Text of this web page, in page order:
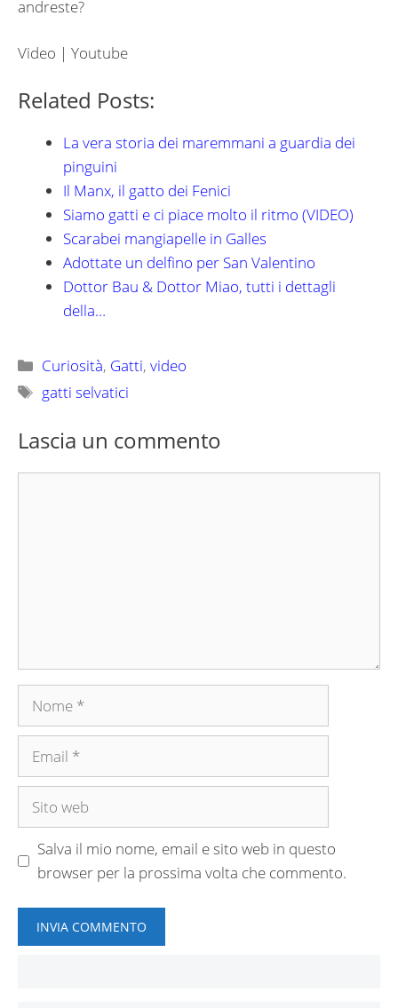
andreste?
Video | Youtube
Related Posts:
La vera storia dei maremmani a guardia dei
pinguini
Il Manx, il gatto dei Fenici
Siamo gatti e ci piace molto il ritmo (VIDEO)
Scarabei mangiapelle in Galles
Adottate un delfino per San Valentino
Dottor Bau & Dottor Miao, tutti i dettagli
della…
Categorie
Curiosità, Gatti,video
Tag
gatti selvatici
Lascia un commento
Nome
Email
Sito
Salva il mio nome, email e sito web in questo
browser per la prossima volta che commento.